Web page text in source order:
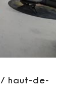
/ haut-de-